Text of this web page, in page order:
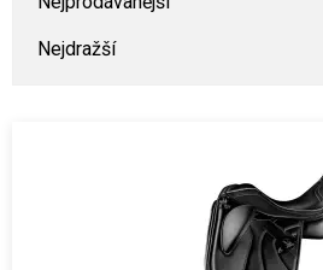
Nejdražší